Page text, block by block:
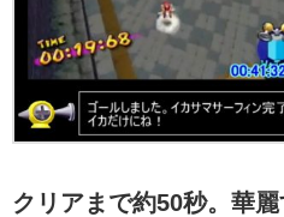
クリアまで約50秒。華